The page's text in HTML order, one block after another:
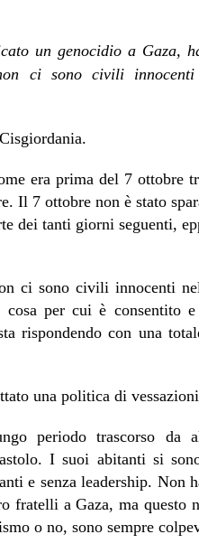
un genocidio a Gaza,
ci sono civili
era prima del 7 ottobre
Il 7 ottobre non è stato
dei tanti giorni seguenti,
ci sono civili innocenti
cosa per cui è consentito
rispondendo con una
una politica di
periodo trascorso
I suoi abitanti si
e senza leadership. Non
fratelli a Gaza, ma
o no, sono sempre